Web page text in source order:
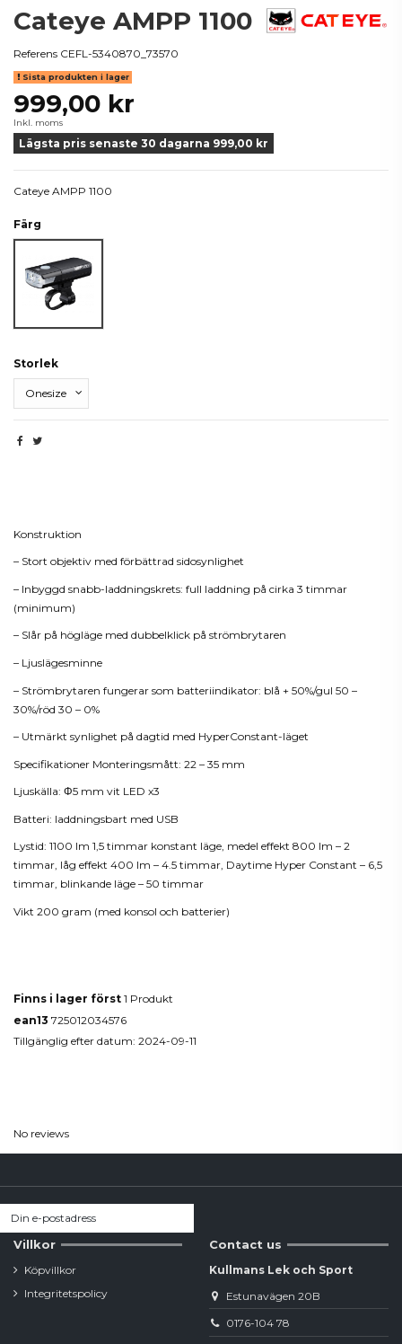
Cateye AMPP 1100
Referens CEFL-5340870_73570
Sista produkten i lager
999,00 kr
Inkl. moms
Lägsta pris senaste 30 dagarna 999,00 kr
Cateye AMPP 1100
Färg
Storlek
Konstruktion
– Stort objektiv med förbättrad sidosynlighet
– Inbyggd snabb-laddningskrets: full laddning på cirka 3 timmar
(minimum)
– Slår på högläge med dubbelklick på strömbrytaren
– Ljuslägesminne
– Strömbrytaren fungerar som batteriindikator: blå + 50%/gul 50 –
30%/röd 30 – 0%
– Utmärkt synlighet på dagtid med HyperConstant-läget
Specifikationer Monteringsmått: 22 – 35 mm
Ljuskälla: Φ5 mm vit LED x3
Batteri: laddningsbart med USB
Lystid: 1100 lm 1,5 timmar konstant läge, medel effekt 800 lm – 2
timmar, låg effekt 400 lm – 4.5 timmar, Daytime Hyper Constant – 6,5
timmar, blinkande läge – 50 timmar
Vikt 200 gram (med konsol och batterier)
Finns i lager först 1 Produkt
ean13 725012034576
Tillgänglig efter datum: 2024-09-11
No reviews
Villkor
Köpvillkor
Integritetspolicy
Contact us
Kullmans Lek och Sport
Estunavägen 20B
0176-104 78